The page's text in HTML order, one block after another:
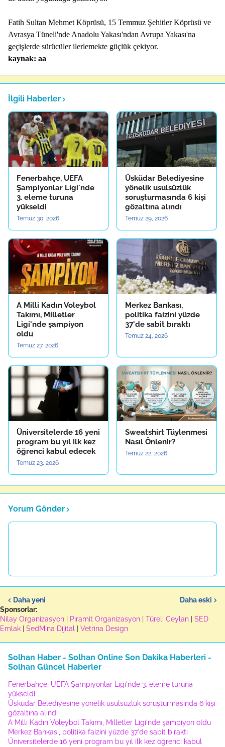
Fatih Sultan Mehmet Köprüsü, 15 Temmuz Şehitler Köprüsü ve
Avrasya Tüneli'nde Anadolu Yakası'ndan Avrupa Yakası'na
geçişlerde sürücüler ilerlemekte güçlük çekiyor.
kaynak: aa
İlgili Haberler
Fenerbahçe, UEFA
Şampiyonlar Ligi'nde
3. eleme turuna
yükseldi
Temuz 30, 2026
Üsküdar Belediyesine
yönelik usulsüzlük
soruşturmasında 6 kişi
gözaltına alındı
Temuz 29, 2026
A Milli Kadın Voleybol
Takımı, Milletler
Ligi'nde şampiyon
oldu
Temuz 27, 2026
Merkez Bankası,
politika faizini yüzde
37'de sabit bıraktı
Temuz 24, 2026
Üniversitelerde 16 yeni
program bu yıl ilk kez
öğrenci kabul edecek
Temuz 23, 2026
Sweatshirt Tüylenmesi
Nasıl Önlenir?
Temuz 22, 2026
Yorum Gönder
Daha yeni
Daha eski
Sponsorlar:
Nilay Organizasyon
Piramit Organizasyon Türeli Ceylan
SED
Emlak
SedMina Dijital Vetrina Design
Solhan Haber - Solhan Online Son Dakika Haberleri -
Solhan Güncel Haberler
Fenerbahçe, UEFA Şampiyonlar Ligi'nde 3. eleme turuna
yükseldi
Üsküdar Belediyesine yönelik usulsüzlük soruşturmasında 6 kişi
gözaltına alındı
A Milli Kadın Voleybol Takımı, Milletler Ligi'nde şampiyon oldu
Merkez Bankası, politika faizini yüzde 37'de sabit bıraktı
Üniversitelerde 16 yeni program bu yıl ilk kez öğrenci kabul